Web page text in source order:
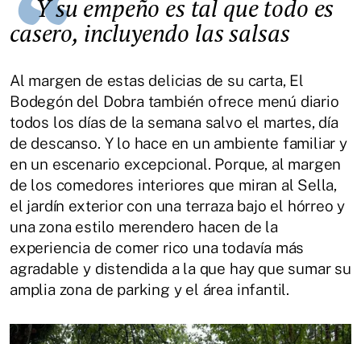
Y su empeño es tal que todo es
casero, incluyendo las salsas
Al margen de estas delicias de su carta, El
Bodegón del Dobra también ofrece menú diario
todos los días de la semana salvo el martes, día
de descanso. Y lo hace en un ambiente familiar y
en un escenario excepcional. Porque, al margen
de los comedores interiores que miran al Sella,
el jardín exterior con una terraza bajo el hórreo y
una zona estilo merendero hacen de la
experiencia de comer rico una todavía más
agradable y distendida a la que hay que sumar su
amplia zona de parking y el área infantil.